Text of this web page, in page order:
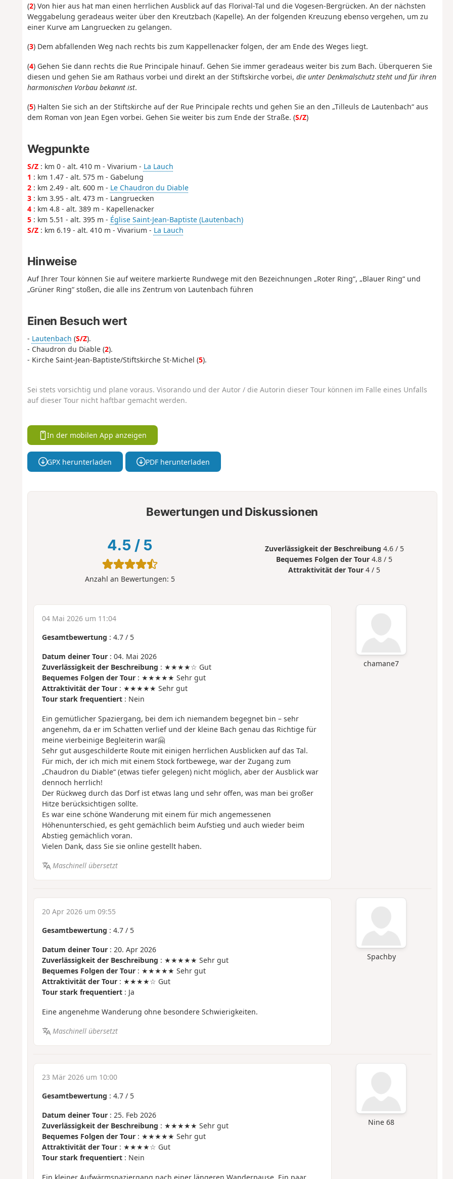
(2) Von hier aus hat man einen herrlichen Ausblick auf das Florival-Tal und die Vogesen-Bergrücken. An der nächsten
Weggabelung geradeaus weiter über den Kreutzbach (Kapelle). An der folgenden Kreuzung ebenso vergehen, um zu
einer Kurve am Langruecken zu gelangen.
(3) Dem abfallenden Weg nach rechts bis zum Kappellenacker folgen, der am Ende des Weges liegt.
(4) Gehen Sie dann rechts die Rue Principale hinauf. Gehen Sie immer geradeaus weiter bis zum Bach. Überqueren Sie
diesen und gehen Sie am Rathaus vorbei und direkt an der Stiftskirche vorbei, die unter Denkmalschutz steht und für ihren
harmonischen Vorbau bekannt ist.
(5) Halten Sie sich an der Stiftskirche auf der Rue Principale rechts und gehen Sie an den „Tilleuls de Lautenbach“ aus
dem Roman von Jean Egen vorbei. Gehen Sie weiter bis zum Ende der Straße. (S/Z)
Wegpunkte
S/Z: km 0 - alt. 410 m - Vivarium - La Lauch
1 : km 1.47 - alt. 575 m - Gabelung
2: km 2.49 - alt. 600 m - Le Chaudron du Diable
3: km 3.95 - alt. 473 m - Langruecken
4: km 4.8 - alt. 389 m - Kapellenacker
5: km 5.51 - alt. 395 m - Église Saint-Jean-Baptiste (Lautenbach)
S/Z: km 6.19 - alt. 410 m - Vivarium - La Lauch
Hinweise
Auf Ihrer Tour können Sie auf weitere markierte Rundwege mit den Bezeichnungen „Roter Ring“, „Blauer Ring“ und
„Grüner Ring“ stoßen, die alle ins Zentrum von Lautenbach führen
Einen Besuch wert
- Lautenbach (S/Z).
- Chaudron du Diable (2).
- Kirche Saint-Jean-Baptiste/Stiftskirche St-Michel (5).
Sei stets vorsichtig und plane voraus. Visorando und der Autor / die Autorin dieser Tour können im Falle eines Unfalls
auf dieser Tour nicht haftbar gemacht werden.
In der mobilen App anzeigen
GPX herunterladen PDF herunterladen
Bewertungen und Diskussionen
4.5 / 5
Anzahl an Bewertungen: 5
Zuverlässigkeit der Beschreibung 4.6 / 5
Bequemes Folgen der Tour 4.8 / 5
Attraktivität der Tour 4 / 5
chamane7
04 Mai 2026 um 11:04
Gesamtbewertung : 4.7/ 5
Datum deiner Tour: 04. Mai 2026
Zuverlässigkeit der Beschreibung : ★★★★☆ Gut
Bequemes Folgen der Tour: ★★★★★ Sehr gut
Attraktivität der Tour: ★★★★★ Sehr gut
Tour stark frequentiert: Nein
Ein gemütlicher Spaziergang, bei dem ich niemandem begegnet bin – sehr
angenehm, da er im Schatten verlief und der kleine Bach genau das Richtige für
meine vierbeinige Begleiterin war🤗
Sehr gut ausgeschilderte Route mit einigen herrlichen Ausblicken auf das Tal.
Für mich, der ich mich mit einem Stock fortbewege, war der Zugang zum
„Chaudron du Diable“ (etwas tiefer gelegen) nicht möglich, aber der Ausblick war
dennoch herrlich!
Der Rückweg durch das Dorf ist etwas lang und sehr offen, was man bei großer
Hitze berücksichtigen sollte.
Es war eine schöne Wanderung mit einem für mich angemessenen
Höhenunterschied, es geht gemächlich beim Aufstieg und auch wieder beim
Abstieg gemächlich voran.
Vielen Dank, dass Sie sie online gestellt haben.
Maschinell übersetzt
Spachby
20 Apr 2026 um 09:55
Gesamtbewertung : 4.7/ 5
Datum deiner Tour: 20. Apr 2026
Zuverlässigkeit der Beschreibung : ★★★★★ Sehr gut
Bequemes Folgen der Tour: ★★★★★ Sehr gut
Attraktivität der Tour: ★★★★☆ Gut
Tour stark frequentiert: Ja
Eine angenehme Wanderung ohne besondere Schwierigkeiten.
Maschinell übersetzt
Nine 68
23 Mär 2026 um 10:00
Gesamtbewertung : 4.7/ 5
Datum deiner Tour: 25. Feb 2026
Zuverlässigkeit der Beschreibung : ★★★★★ Sehr gut
Bequemes Folgen der Tour: ★★★★★ Sehr gut
Attraktivität der Tour: ★★★★☆ Gut
Tour stark frequentiert: Nein
Ein kleiner Aufwärmspaziergang nach einer längeren Wanderpause. Ein paar